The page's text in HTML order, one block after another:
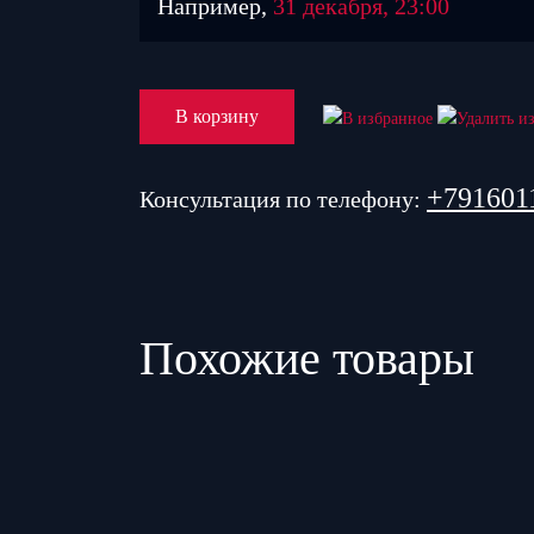
Например, 31 декабря, 23:00
В корзину
Консультация по телефону:
Похожие товары